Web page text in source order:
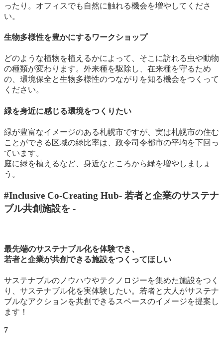
ったり。オフィスでも自然に触れる機会を増やしてくださ
い。
生物多様性を豊かにするワークショップ
どのような植物を植えるかによって、そこに訪れる虫や動物
の種類が変わります。外来種を駆除し、在来種を守るため
の、環境保全と生物多様性のつながりを知る機会をつくって
ください。
緑を身近に感じる環境をつくりたい
緑が豊富なイメージのある札幌市ですが、実は札幌市の住む
ことができる区域の緑比率は、政令司令都市の平均を下回っ
ています。
庭に緑を植えるなど、身近なところから緑を増やしましょ
う。
#Inclusive Co-Creating Hub- 若者と企業のサステナ
ブル共創施設を -
最先端のサステナブル化を体験でき、
若者と企業が共創できる施設をつくってほしい
サステナブルのノウハウやテクノロジーを集めた施設をつく
り、サステナブル化を実体験したい。若者と大人がサステナ
ブルなアクションを共創できるスペースのイメージを提案し
ます！
7